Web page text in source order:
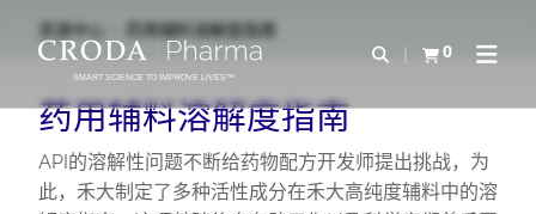
CONTENTSMART SCIENCE TO IMPROVE LIVES™
Open Search
0
查看购物车Open
资源中心 药用辅料溶解度指南
药用辅料溶解度指南
API的溶解性问题不断给药物配方开发师提出挑战，为
此，禾大制定了多种活性成分在禾大高纯度辅料中的溶